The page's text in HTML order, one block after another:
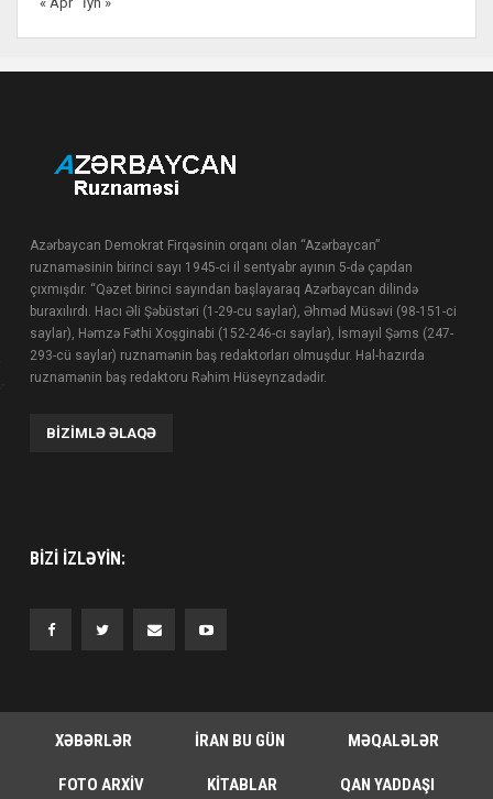
Azərbaycan Demokrat Firqəsinin orqanı olan “Azərbaycan”
ruznaməsinin birinci sayı 1945-ci il sentyabr ayının 5-də çapdan
çıxmışdır. “Qəzet birinci sayından başlayaraq Azərbaycan dilində
buraxılırdı. Hacı Əli Şəbüstəri (1-29-cu saylar), Əhməd Müsəvi (98-151-ci
saylar), Həmzə Fəthi Xoşginabi (152-246-cı saylar), İsmayıl Şəms (247-
293-cü saylar) ruznamənin baş redaktorları olmuşdur. Hal-hazırda
ruznamənin baş redaktoru Rəhim Hüseynzadədir.
BIZIMLƏ ƏLAQƏ
BIZI IZLƏYIN:
XƏBƏRLƏR İRAN BU GÜN MƏQALƏLƏR
FOTO ARXIV KITABLAR QAN YADDAŞI